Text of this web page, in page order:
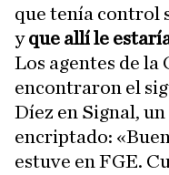
que tenía control
yque allí le
Los agentes de
encontraron el
Díez en Signal,
encriptado:
estuve en FGE.